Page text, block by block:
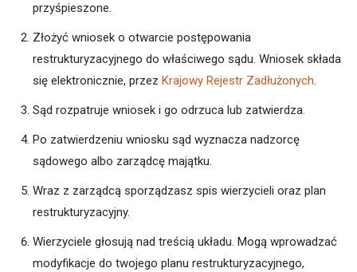
przyśpieszone.
Złożyć wniosek o otwarcie postępowania
restrukturyzacyjnego do właściwego sądu. Wniosek składa
się elektronicznie, przez Krajowy Rejestr Zadłużonych.
Sąd rozpatruje wniosek i go odrzuca lub zatwierdza.
Po zatwierdzeniu wniosku sąd wyznacza nadzorcę
sądowego albo zarządcę majątku.
Wraz z zarządcą sporządzasz spis wierzycieli oraz plan
restrukturyzacyjny.
Wierzyciele głosują nad treścią układu. Mogą wprowadzać
modyfikacje do twojego planu restrukturyzacyjnego,